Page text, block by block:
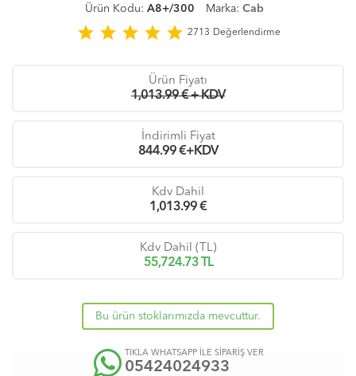
Ürün Kodu: A8+/300 Marka: Cab
star star star star star 2713 Değerlendirme
Ürün Fiyatı
1,013.99 € + KDV
İndirimli Fiyat
844.99€+KDV
Kdv Dahil
1,013.99€
Kdv Dahil (TL)
55,724.73TL
Bu ürün stoklarımızda mevcuttur.
TIKLA WHATSAPP İLE SİPARİŞ VER
05424024933